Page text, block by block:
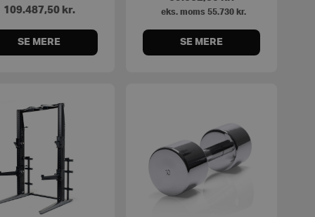
109.487,50 kr.
SE MERE
eks. moms55.730 kr.
SE MERE